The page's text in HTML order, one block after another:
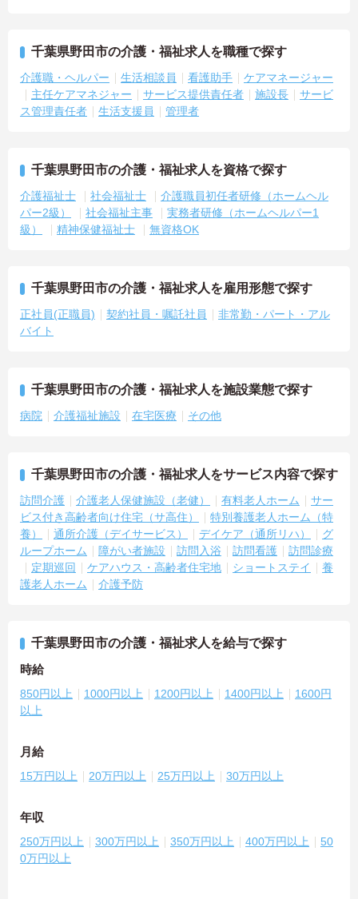
千葉県野田市の介護・福祉求人を職種で探す
介護職・ヘルパー 生活相談員 看護助手
ケアマネージャー
主任ケアマネジャー
サービス提供責任者 施設長
サービ
ス管理責任者
生活支援員 管理者
千葉県野田市の介護・福祉求人を資格で探す
介護福祉士 社会福祉士
介護職員初任者研修（ホームヘル
パー2級）
社会福祉主事
実務者研修（ホームヘルパー1
級）
精神保健福祉士 無資格OK
千葉県野田市の介護・福祉求人を雇用形態で探す
正社員(正職員) 契約社員・嘱託社員
非常勤・パート・アル
バイト
千葉県野田市の介護・福祉求人を施設業態で探す
病院 介護福祉施設 在宅医療 その他
千葉県野田市の介護・福祉求人をサービス内容で探す
訪問介護 介護老人保健施設（老健） 有料老人ホーム
サー
ビス付き高齢者向け住宅（サ高住）
特別養護老人ホーム（特
養）
通所介護（デイサービス） デイケア（通所リハ）
グ
ループホーム
障がい者施設 訪問入浴 訪問看護
訪問診療
定期巡回
ケアハウス・高齢者住宅地 ショートステイ
養
護老人ホーム
介護予防
千葉県野田市の介護・福祉求人を給与で探す
時給
850円以上 1000円以上 1200円以上 1400円以上
1600円
以上
月給
15万円以上 20万円以上 25万円以上 30万円以上
年収
250万円以上 300万円以上 350万円以上 400万円以上
50
0万円以上